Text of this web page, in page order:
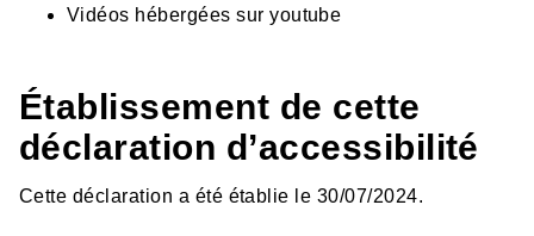
Vidéos hébergées sur youtube
Établissement de cette
déclaration d’accessibilité
Cette déclaration a été établie le 30/07/2024.